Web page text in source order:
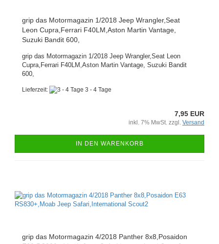
grip das Motormagazin 1/2018 Jeep Wrangler,Seat
Leon Cupra,Ferrari F40LM,Aston Martin Vantage,
Suzuki Bandit 600,
grip das Motormagazin 1/2018 Jeep Wrangler,Seat Leon
Cupra,Ferrari F40LM,Aston Martin Vantage, Suzuki Bandit
600,
Lieferzeit: 3 - 4 Tage
7,95 EUR
inkl. 7% MwSt. zzgl. Versand
IN DEN WARENKORB
grip das Motormagazin 4/2018 Panther 8x8,Posaidon